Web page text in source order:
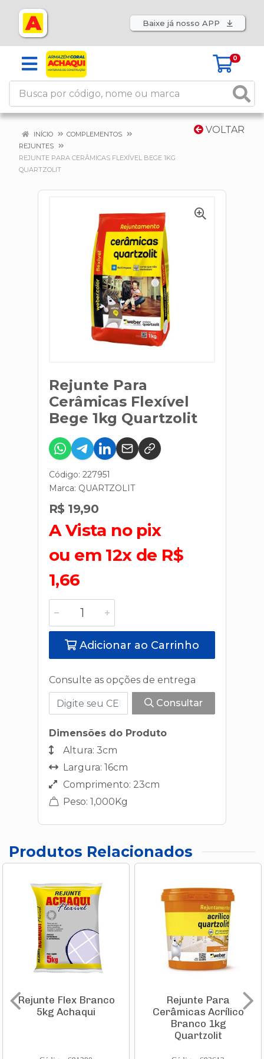
Baixe já nosso APP
0
VOLTAR
INÍCIO
COMPLEMENTOS
REJUNTES
REJUNTE PARA CERÂMICAS FLEXÍVEL BEGE 1KG
QUARTZOLIT
Rejunte Para
Cerâmicas Flexível
Bege 1kg Quartzolit
Código: 227951
Marca: QUARTZOLIT
R$ 19,90
A Vista no pix
ou em 12x de R$
1,66
Adicionar ao Carrinho
Consulte as opções de entrega
Consultar
Dimensões do Produto
Altura: 3cm
Largura: 16cm
Comprimento: 23cm
Peso: 1,000Kg
Produtos Relacionados
Rejunte Flex Branco
5kg Achaqui
Rejunte Para
Cerâmicas Acrílico
Branco 1kg
Quartzolit